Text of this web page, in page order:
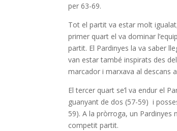
per 63-69.
Tot el partit va estar molt
primer quart el va dominar
partit. El Pardinyes la va saber
van estar també inspirats des
marcador i marxava al descans
El tercer quart se’l va endur el
guanyant de dos (57-59) i
59). A la pròrroga, un
competit partit.